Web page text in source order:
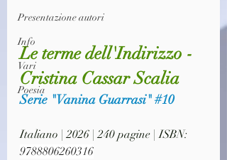
Presentazione autori
Info
Vari
Poesia
Le terme dell'Indirizzo -
Cristina Cassar Scalia
Serie "Vanina Guarrasi" #10
Italiano | 2026 | 240 pagine | ISBN:
9788806260316